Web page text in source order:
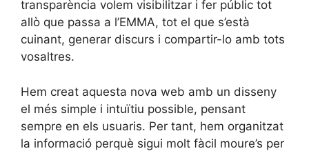
transparència volem visibilitzar i fer públic tot
allò que passa a l’EMMA, tot el que s’està
cuinant, generar discurs i compartir-lo amb tots
vosaltres.
Hem creat aquesta nova web amb un disseny
el més simple i intuïtiu possible, pensant
sempre en els usuaris. Per tant, hem organitzat
la informació perquè sigui molt fàcil moure’s per